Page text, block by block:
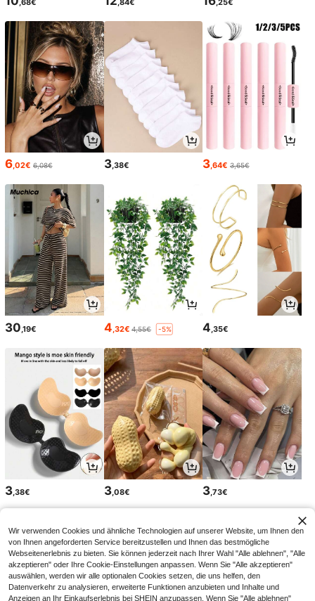
,68€ ,84€ ,25€
6,02€ 6,08€ 3,38€ 3,64€ 3,65€
30 ,19€ 4 ,32€ 4,55€ -5% 4 ,35€
3 ,38€ 3,08€ 3 ,73€
Wir verwenden Cookies und ähnliche Technologien auf unserer Website, um Ihnen den
von Ihnen angeforderten Service bereitzustellen und Ihnen das bestmögliche
Webseitenerlebnis zu bieten. Sie können jederzeit nach Ihrer Wahl "Alle ablehnen", "Alle
akzeptieren" oder Ihre Cookie-Einstellungen anpassen. Wenn Sie "Alle akzeptieren"
auswählen, werden wir alle optionalen Cookies setzen, die uns helfen, den
Datenverkehr zu analysieren, erweiterte Funktionen anzubieten und Inhalte und
Anzeigen an Ihr Einkaufserlebnis bei SHEIN anzupassen. Wenn Sie "Alle ablehnen"